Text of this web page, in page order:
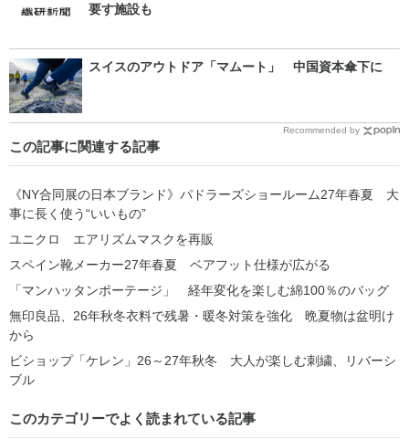
要す施設も
スイスのアウトドア「マムート」 中国資本傘下に
Recommended by
この記事に関連する記事
《NY合同展の日本ブランド》パドラーズショールーム27年春夏 大
事に長く使う“いいもの”
ユニクロ エアリズムマスクを再販
スペイン靴メーカー27年春夏 ベアフット仕様が広がる
「マンハッタンポーテージ」 経年変化を楽しむ綿100％のバッグ
無印良品、26年秋冬衣料で残暑・暖冬対策を強化 晩夏物は盆明け
から
ビショップ「ケレン」26～27年秋冬 大人が楽しむ刺繍、リバーシ
ブル
このカテゴリーでよく読まれている記事